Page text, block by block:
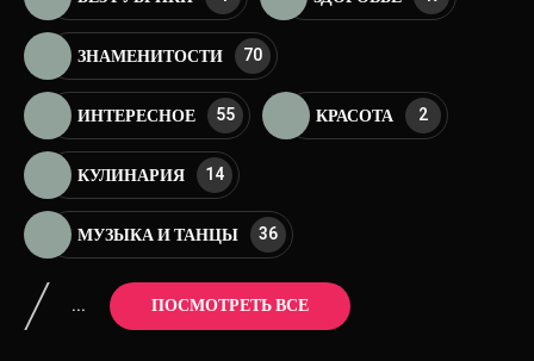
ЗНАМЕНИТОСТИ 70
ИНТЕРЕСНОЕ 55 КРАСОТА 2
КУЛИНАРИЯ 14
МУЗЫКА И ТАНЦЫ 36
... ПОСМОТРЕТЬ ВСЕ